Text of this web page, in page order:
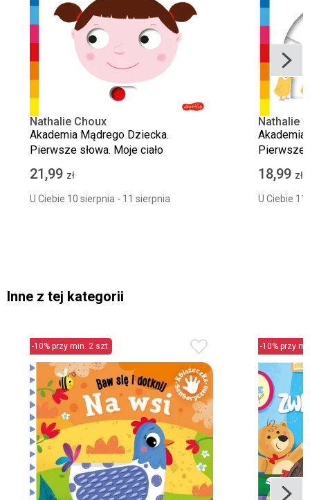
Nathalie Choux
Akademia Mądrego Dziecka.
Pierwsze słowa. Moje ciało
21,99 zł
U Ciebie 10 sierpnia - 11 sierpnia
Nathalie
Akademia
Pierwsze
18,99 zł
U Ciebie
Inne z tej kategorii
-10% przy min. 2 szt. -10% przy